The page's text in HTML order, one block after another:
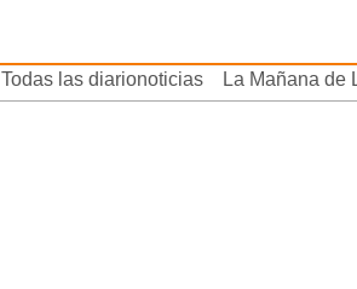
Todas las diarionoticias La Mañana de